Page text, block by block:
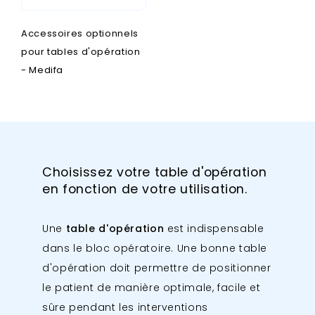
Accessoires optionnels
pour tables d'opération
- Medifa
Choisissez votre table d'opération
en fonction de votre utilisation.
Une table d'opération est indispensable
dans le bloc opératoire. Une bonne table
d'opération doit permettre de positionner
le patient de manière optimale, facile et
sûre pendant les interventions